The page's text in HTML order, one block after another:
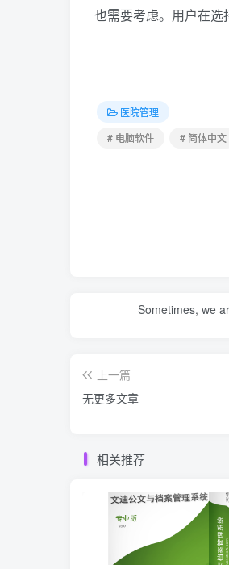
也需要考虑。用户在选
医院管理
# 电脑软件
# 简体中文
Sometimes, we
上一篇
无更多文章
相关推荐